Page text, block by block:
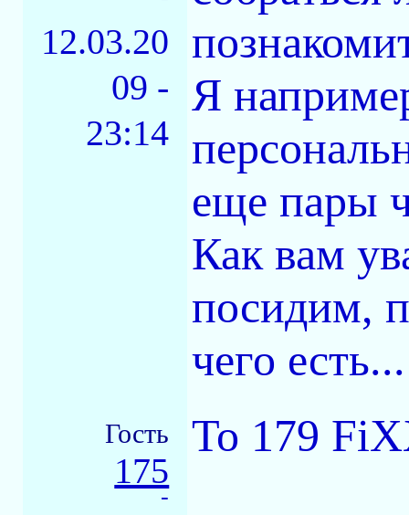
12.03.20
09 -
23:14
Я
еще пары
Как вам
посидим,
чего есть...
Гость
175
-
To 179